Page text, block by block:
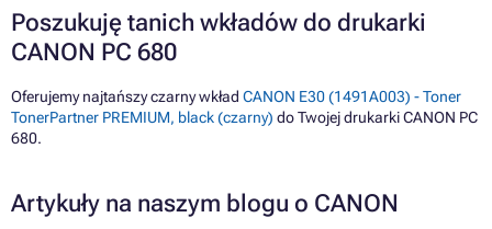
Poszukuję tanich wkładów do drukarki
CANON PC 680
Oferujemy najtańszy czarny wkład CANON E30 (1491A003) - Toner
TonerPartner PREMIUM, black (czarny) do Twojej drukarki CANON PC
680.
Artykuły na naszym blogu o CANON